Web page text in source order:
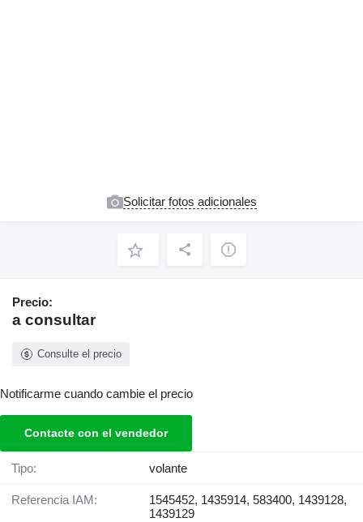
Solicitar fotos adicionales
Precio:
a consultar
Consulte el precio
Notificarme cuando cambie el precio
Contacte con el vendedor
Tipo: volante
Referencia IAM:
1545452, 1435914, 583400, 1439128,
1439129